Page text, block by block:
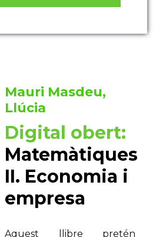
Mauri Masdeu,
Llúcia
Digital obert:
Matemàtiques
II. Economia i
empresa
Aquest llibre pretén